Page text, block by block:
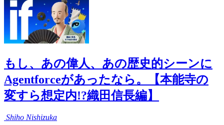
もし、あの偉人、あの歴史的シーンに
Agentforceがあったなら。【本能寺の
変すら想定内!?織田信長編】
Shiho Nishizuka